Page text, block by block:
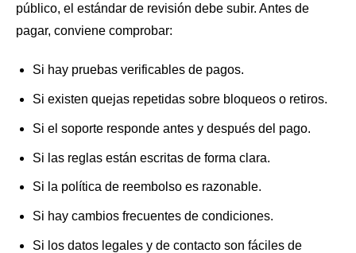
público, el estándar de revisión debe subir. Antes de
pagar, conviene comprobar:
Si hay pruebas verificables de pagos.
Si existen quejas repetidas sobre bloqueos o retiros.
Si el soporte responde antes y después del pago.
Si las reglas están escritas de forma clara.
Si la política de reembolso es razonable.
Si hay cambios frecuentes de condiciones.
Si los datos legales y de contacto son fáciles de